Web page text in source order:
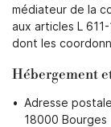
médiateur de la
aux articles L
dont les
Hébergement
Adresse
18000 Bourges